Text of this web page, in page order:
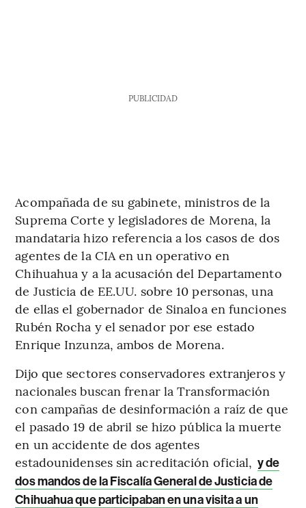
PUBLICIDAD
Acompañada de su gabinete, ministros de la
Suprema Corte y legisladores de Morena, la
mandataria hizo referencia a los casos de dos
agentes de la CIA en un operativo en
Chihuahua y a la acusación del Departamento
de Justicia de EE.UU. sobre 10 personas, una
de ellas el gobernador de Sinaloa en funciones
Rubén Rocha y el senador por ese estado
Enrique Inzunza, ambos de Morena.
Dijo que sectores conservadores extranjeros y
nacionales buscan frenar la Transformación
con campañas de desinformación a raíz de que
el pasado 19 de abril se hizo pública la muerte
en un accidente de dos agentes
estadounidenses sin acreditación oficial, y de
dos mandos de la Fiscalía General de Justicia de
Chihuahua que participaban en una visita a un